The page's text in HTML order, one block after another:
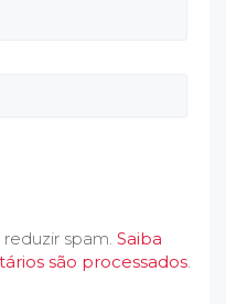
spam. Saiba
são processados.